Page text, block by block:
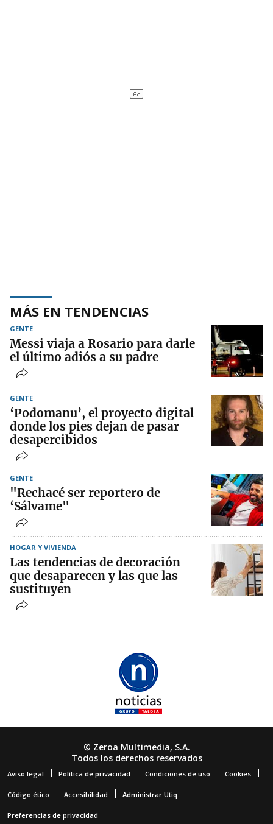
MÁS EN TENDENCIAS
GENTE
Messi viaja a Rosario para darle
el último adiós a su padre
GENTE
‘Podomanu’, el proyecto digital
donde los pies dejan de pasar
desapercibidos
GENTE
"Rechacé ser reportero de
‘Sálvame"
HOGAR Y VIVIENDA
Las tendencias de decoración
que desaparecen y las que las
sustituyen
© Zeroa Multimedia, S.A.
Todos los derechos reservados
Aviso legal Política de privacidad Condiciones de uso Cookies
Código ético Accesibilidad Administrar Utiq
Preferencias de privacidad